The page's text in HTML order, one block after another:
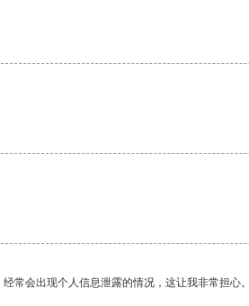
常会出现个人信息泄露的情况，这让我非常担心。